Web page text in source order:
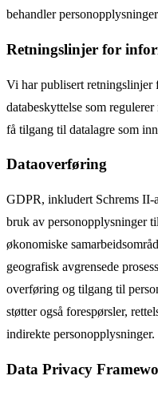
behandler
Retningslinjer for
Vi har publisert retningslinjer
databeskyttelse som
få tilgang til datalagre som
Dataoverføring
GDPR, inkludert Schrems II-
bruk av personopplysninger
økonomiske
geografisk avgrensede
overføring og tilgang til
støtter også forespørsler,
indirekte personopplysninger.
Data Privacy